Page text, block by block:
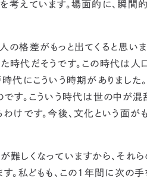
考えています。 場面的に、瞬間
格差がもっと出てくると思いま
時代だそうです。この時代は 人
時代にこういう時期がありました
す。 こういう時代は世の中が混
けです。今後、文化という面が
しくなっていますから、それ
。 私どもも、この1年間に次の手